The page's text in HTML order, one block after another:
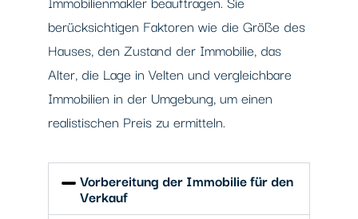
berücksichtigen Faktoren wie die Größe des
Hauses, den Zustand der Immobilie, das
Alter, die Lage in Velten und vergleichbare
Immobilien in der Umgebung, um einen
realistischen Preis zu ermitteln.
Vorbereitung der Immobilie für den
Verkauf